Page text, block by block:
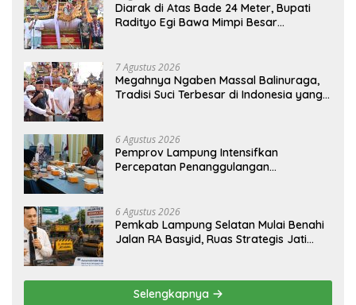
Diarak di Atas Bade 24 Meter, Bupati
Radityo Egi Bawa Mimpi Besar
7 Agustus 2026
Megahnya Ngaben Massal Balinuraga,
Tradisi Suci Terbesar di Indonesia yang
6 Agustus 2026
Pemprov Lampung Intensifkan
Percepatan Penanggulangan
6 Agustus 2026
Pemkab Lampung Selatan Mulai Benahi
Jalan RA Basyid, Ruas Strategis Jati
Selengkapnya